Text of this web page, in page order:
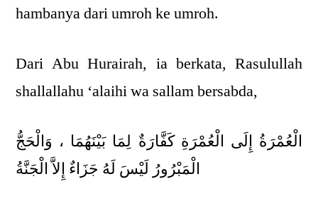
hambanya dari umroh ke umroh.
Dari Abu Hurairah, ia berkata, Rasulullah
shallallahu ‘alaihi wa sallam bersabda,
الْعُمْرَةُ إِلَى الْعُمْرَةِ كَفَّارَةٌ لِمَا بَيْنَهُمَا ، وَالْحَجُّ
الْمَبْرُورُ لَيْسَ لَهُ جَزَاءٌ إِلاَّ الْجَنَّةُ